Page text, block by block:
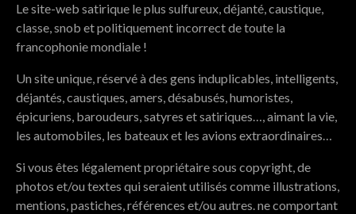
Le site-web satirique le plus sulfureux, déjanté, caustique,
classe, snob et politiquement incorrect de toute la
francophonie mondiale !
Un site unique, réservé à des gens induplicables, intelligents,
déjantés, caustiques, amers, désabusés, humoristes,
épicuriens, baroudeurs, satyres et satiriques…, aimant la vie,
les automobiles, les bateaux et les avions extraordinaires…
Si vous êtes légalement propriétaire sous copyright, de
photos et/ou textes qui seraient utilisés comme illustrations,
mentions, pastiches, références et/ou autres. ne comportant